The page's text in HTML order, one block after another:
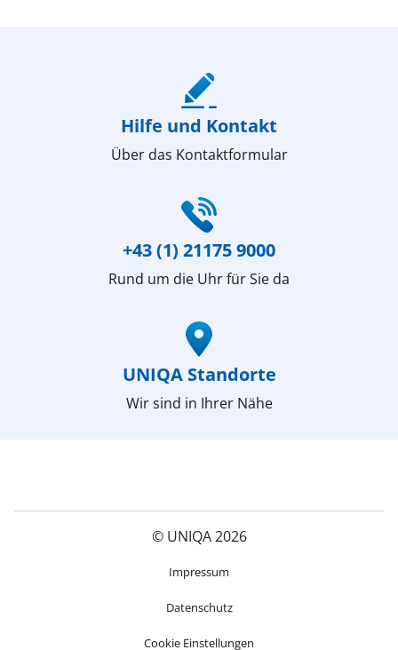
Hilfe und Kontakt
Über das Kontaktformular
+43 (1) 21175 9000
Rund um die Uhr für Sie da
UNIQA Standorte
Wir sind in Ihrer Nähe
© UNIQA 2026
Impressum
Datenschutz
Cookie Einstellungen